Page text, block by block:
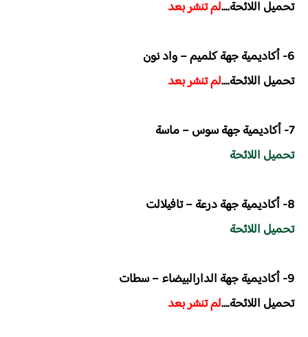
تحميل اللائحة....لم تنشر بعد
6- أكاديمية جهة كلميم – واد نون
تحميل اللائحة....لم تنشر بعد
7- أكاديمية جهة سوس – ماسة
تحميل اللائحة
8- أكاديمية جهة درعة – تافيلالت
تحميل اللائحة
9- أكاديمية جهة الدارالبيضاء – سطات
تحميل اللائحة....لم تنشر بعد